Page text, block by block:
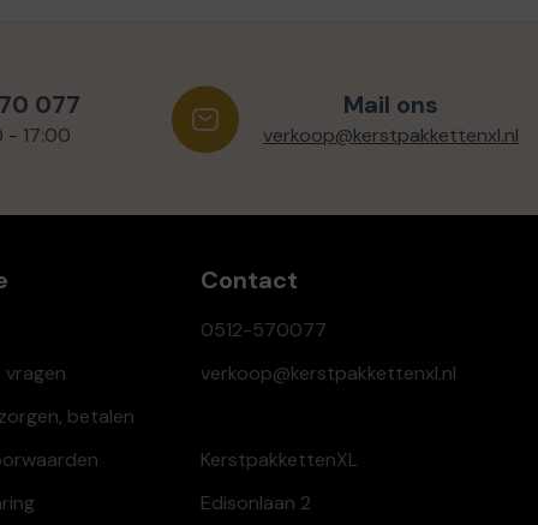
077
- 17:00
Mail ons
verkoop@kerstpakkettenxl.nl
vragen
betalen
Contact
0512-570077
verkoop@kerstpakkettenxl.nl
KerstpakkettenXL
Edisonlaan 2